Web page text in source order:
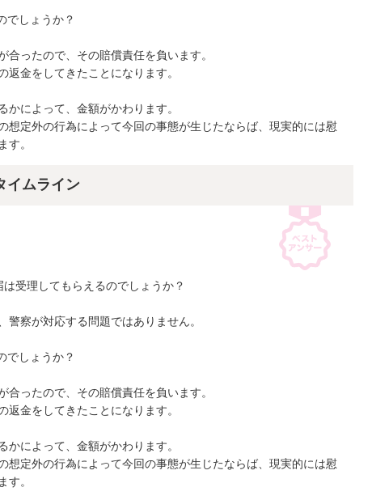
でしょうか？
合ったので、その賠償責任を負います。
返金をしてきたことになります。
かによって、金額がかわります。
想定外の行為によって今回の事態が生じたならば、現実的には慰
す。
イムライン
受理してもらえるのでしょうか？
警察が対応する問題ではありません。
でしょうか？
合ったので、その賠償責任を負います。
返金をしてきたことになります。
かによって、金額がかわります。
想定外の行為によって今回の事態が生じたならば、現実的には慰
す。